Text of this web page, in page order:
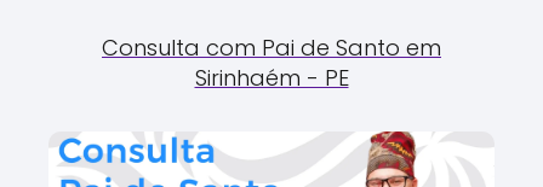
Consulta com Pai de Santo em
Sirinhaém - PE